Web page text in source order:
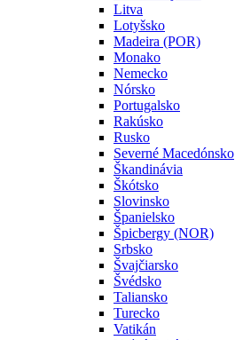
Litva
Lotyšsko
Madeira (POR)
Monako
Nemecko
Nórsko
Portugalsko
Rakúsko
Rusko
Severné Macedónsko
Škandinávia
Škótsko
Slovinsko
Španielsko
Špicbergy (NOR)
Srbsko
Švajčiarsko
Švédsko
Taliansko
Turecko
Vatikán